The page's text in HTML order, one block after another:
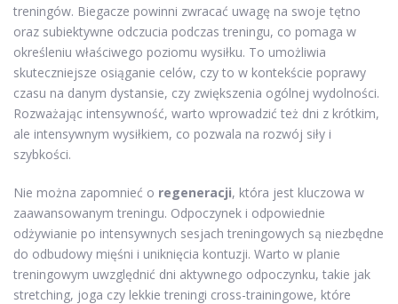
treningów. Biegacze powinni zwracać uwagę na swoje tętno
oraz subiektywne odczucia podczas treningu, co pomaga w
określeniu właściwego poziomu wysiłku. To umożliwia
skuteczniejsze osiąganie celów, czy to w kontekście poprawy
czasu na danym dystansie, czy zwiększenia ogólnej wydolności.
Rozważając intensywność, warto wprowadzić też dni z krótkim,
ale intensywnym wysiłkiem, co pozwala na rozwój siły i
szybkości.
Nie można zapomnieć o regeneracji, która jest kluczowa w
zaawansowanym treningu. Odpoczynek i odpowiednie
odżywianie po intensywnych sesjach treningowych są niezbędne
do odbudowy mięśni i uniknięcia kontuzji. Warto w planie
treningowym uwzględnić dni aktywnego odpoczynku, takie jak
stretching, joga czy lekkie treningi cross-trainingowe, które